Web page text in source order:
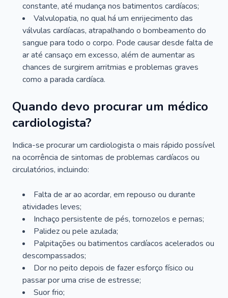
constante, até mudança nos batimentos cardíacos;
Valvulopatia, no qual há um enrijecimento das
válvulas cardíacas, atrapalhando o bombeamento do
sangue para todo o corpo. Pode causar desde falta de
ar até cansaço em excesso, além de aumentar as
chances de surgirem arritmias e problemas graves
como a parada cardíaca.
Quando devo procurar um médico
cardiologista?
Indica-se procurar um cardiologista o mais rápido possível
na ocorrência de sintomas de problemas cardíacos ou
circulatórios, incluindo:
Falta de ar ao acordar, em repouso ou durante
atividades leves;
Inchaço persistente de pés, tornozelos e pernas;
Palidez ou pele azulada;
Palpitações ou batimentos cardíacos acelerados ou
descompassados;
Dor no peito depois de fazer esforço físico ou
passar por uma crise de estresse;
Suor frio;